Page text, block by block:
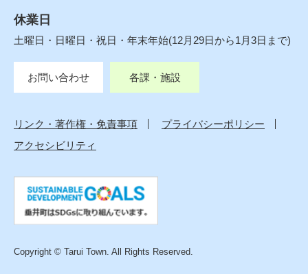
休業日
土曜日・日曜日・祝日・年末年始(12月29日から1月3日まで)
お問い合わせ 各課・施設
リンク・著作権・免責事項
プライバシーポリシー
アクセシビリティ
Copyright © Tarui Town. All Rights Reserved.